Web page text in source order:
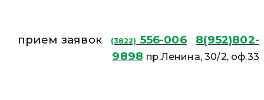
прием заявок (3822) 556-006
8(952)802-
9898 пр.Ленина, 30/2, оф.33